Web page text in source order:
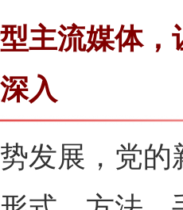
流媒体，
入
展，党的